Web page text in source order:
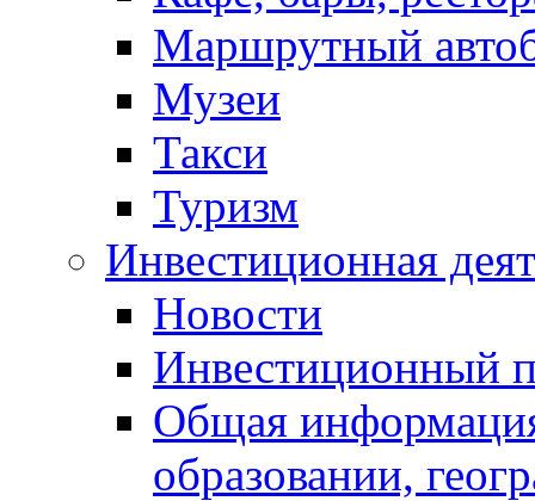
Маршрутный
Музеи
Такси
Туризм
Инвестиционная
Новости
Инвестиционный
Общая
образовании,